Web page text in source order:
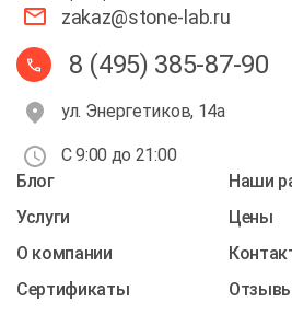
zakaz@stone-lab.ru
8 (495) 385-87-90
ул. Энергетиков, 14а
С 9:00 до 21:00
Блог
Наши
Услуги
Цены
О компании
Cертификаты